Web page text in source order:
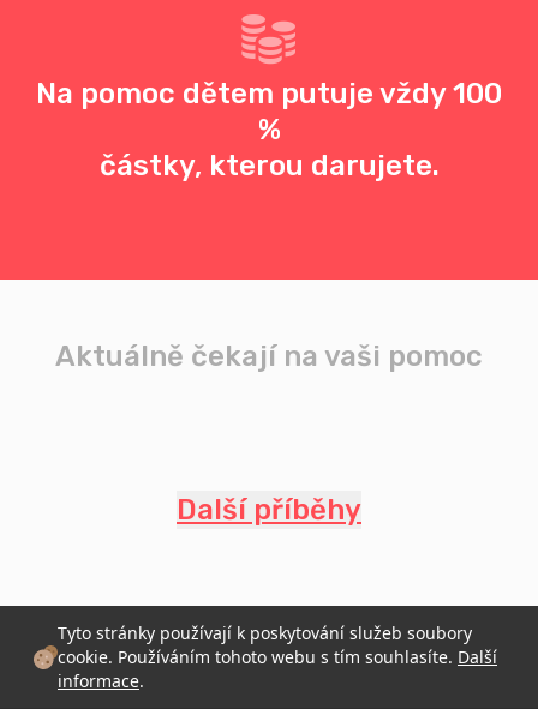
Na pomoc dětem putuje vždy 100
%
částky, kterou darujete.
Aktuálně čekají na vaši pomoc
Další příběhy
Tyto stránky používají k poskytování služeb soubory
cookie. Používáním tohoto webu s tím souhlasíte. Další
informace.